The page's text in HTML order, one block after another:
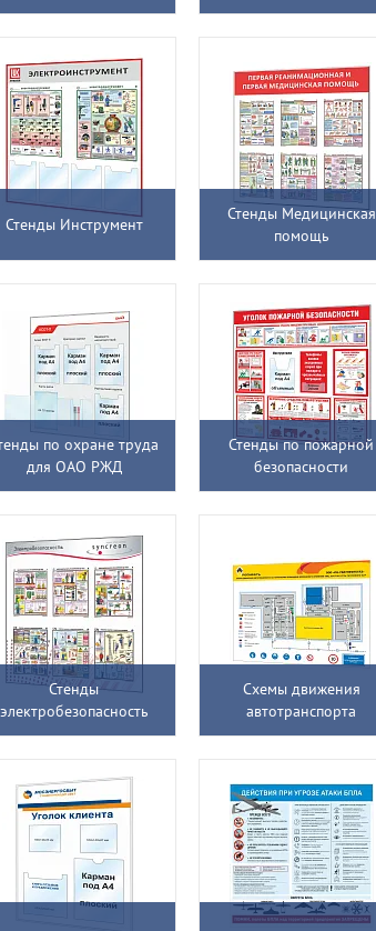
Стенды Инструмент
Стенды Медицинская
помощь
по охране труда
для ОАО РЖД
Стенды по пожарной
безопасности
Стенды
электробезопасность
Схемы движения
автотранспорта